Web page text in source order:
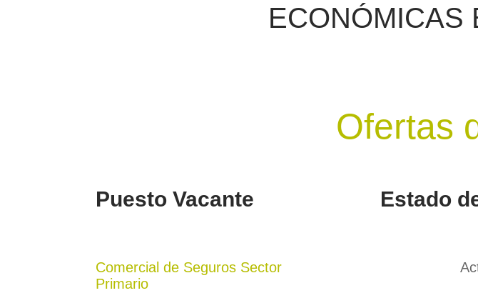
ECONÓMICAS
Ofertas
Puesto Vacante
Comercial de Seguros Sector
Primario
Estado